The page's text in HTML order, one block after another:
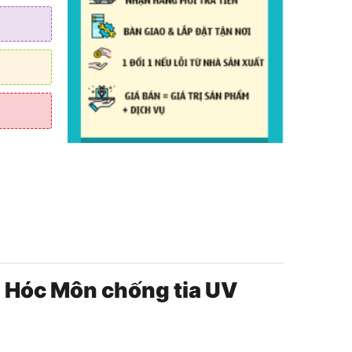
Hóc Môn chống tia UV